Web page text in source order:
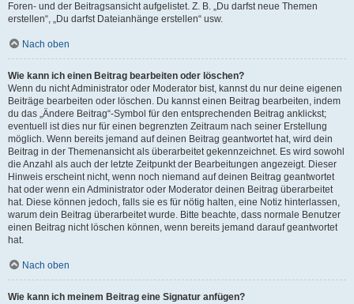
Foren- und der Beitragsansicht aufgelistet. Z. B. „Du darfst neue Themen
erstellen“, „Du darfst Dateianhänge erstellen“ usw.
Nach oben
Wie kann ich einen Beitrag bearbeiten oder löschen?
Wenn du nicht Administrator oder Moderator bist, kannst du nur deine eigenen
Beiträge bearbeiten oder löschen. Du kannst einen Beitrag bearbeiten, indem
du das „Ändere Beitrag“-Symbol für den entsprechenden Beitrag anklickst;
eventuell ist dies nur für einen begrenzten Zeitraum nach seiner Erstellung
möglich. Wenn bereits jemand auf deinen Beitrag geantwortet hat, wird dein
Beitrag in der Themenansicht als überarbeitet gekennzeichnet. Es wird sowohl
die Anzahl als auch der letzte Zeitpunkt der Bearbeitungen angezeigt. Dieser
Hinweis erscheint nicht, wenn noch niemand auf deinen Beitrag geantwortet
hat oder wenn ein Administrator oder Moderator deinen Beitrag überarbeitet
hat. Diese können jedoch, falls sie es für nötig halten, eine Notiz hinterlassen,
warum dein Beitrag überarbeitet wurde. Bitte beachte, dass normale Benutzer
einen Beitrag nicht löschen können, wenn bereits jemand darauf geantwortet
hat.
Nach oben
Wie kann ich meinem Beitrag eine Signatur anfügen?